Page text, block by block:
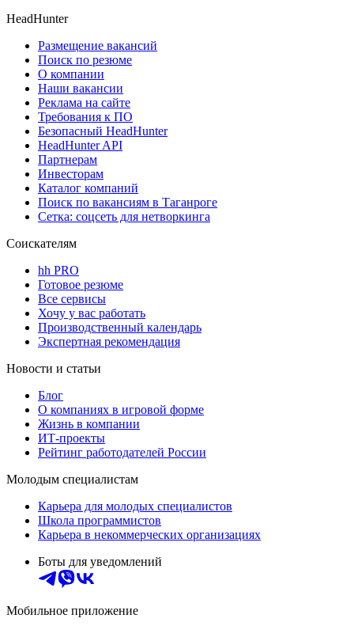
HeadHunter
Размещение вакансий
Поиск по резюме
О компании
Наши вакансии
Реклама на сайте
Требования к ПО
Безопасный HeadHunter
HeadHunter API
Партнерам
Инвесторам
Каталог компаний
Поиск по вакансиям в Таганроге
Сетка: соцсеть для нетворкинга
Соискателям
hh PRO
Готовое резюме
Все сервисы
Хочу у вас работать
Производственный календарь
Экспертная рекомендация
Новости и статьи
Блог
О компаниях в игровой форме
Жизнь в компании
ИТ-проекты
Рейтинг работодателей России
Молодым специалистам
Карьера для молодых специалистов
Школа программистов
Карьера в некоммерческих организациях
Боты для уведомлений
Мобильное приложение